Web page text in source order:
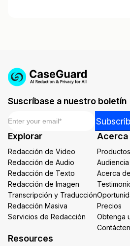
Suscríbase a nuestro boletín
Email
Explorar
Redacción de Video
Redacción de Audio
Redacción de Texto
Redacción de Imagen
Transcripción y Traducción
Redacción Masiva
Servicios de Redacción
Acerca
Productos
Audiencia
Acerca de
Precios
Obtenga
Resources